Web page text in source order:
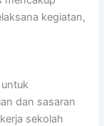
kegiatan,
dan sasaran
sekolah